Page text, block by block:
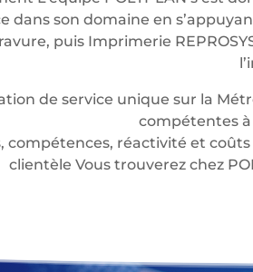
dans son domaine en
puis Imprimerie
de service unique sur la
compétentes à
compétences, réactivité et
clientèle Vous trouverez chez